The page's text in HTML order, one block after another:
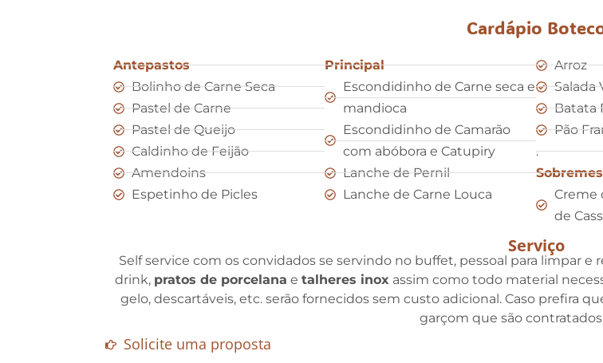
Cardápio
Antepastos
Bolinho de Carne Seca
Pastel de Carne
Pastel de Queijo
Caldinho de Feijão
Amendoins
Espetinho de Picles
Principal
Escondidinho de Carne seca e
mandioca
Escondidinho de Camarão
com abóbora e Catupiry
Lanche de Pernil
Lanche de Carne Louca
Arroz
Salada
Batata
Pão
.
Creme
de
Serviço
Self service com os convidados se servindo no buffet, pessoal para limpar e
drink, pratos de porcelana e talheres inox assim como todo material
gelo, descartáveis, etc. serão fornecidos sem custo adicional. Caso prefira
garçom que são
Solicite uma proposta